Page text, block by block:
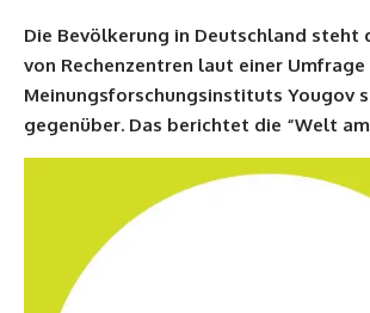
Die Bevölkerung in Deutschland steht
von Rechenzentren laut einer Umfrage
Meinungsforschungsinstituts Yougov
gegenüber. Das berichtet die “Welt